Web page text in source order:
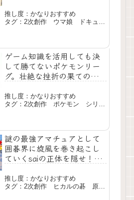
推し度：かなりおすすめ
タグ：2次創作 ウマ娘 ドキュメ
ゲーム知識を活用しても決
して勝てないポケモンリー
グ。壮絶な挫折の果ての驚
きからはじめる」
推し度：かなりおすすめ
タグ：2次創作 ポケモン シリア
謎の最強アマチュアとして
囲碁界に旋風を巻き起こし
ていくsaiの正体を隠せ！
まネット碁を続けていた
ら…】」
推し度：かなりおすすめ
タグ：2次創作 ヒカルの碁 原作